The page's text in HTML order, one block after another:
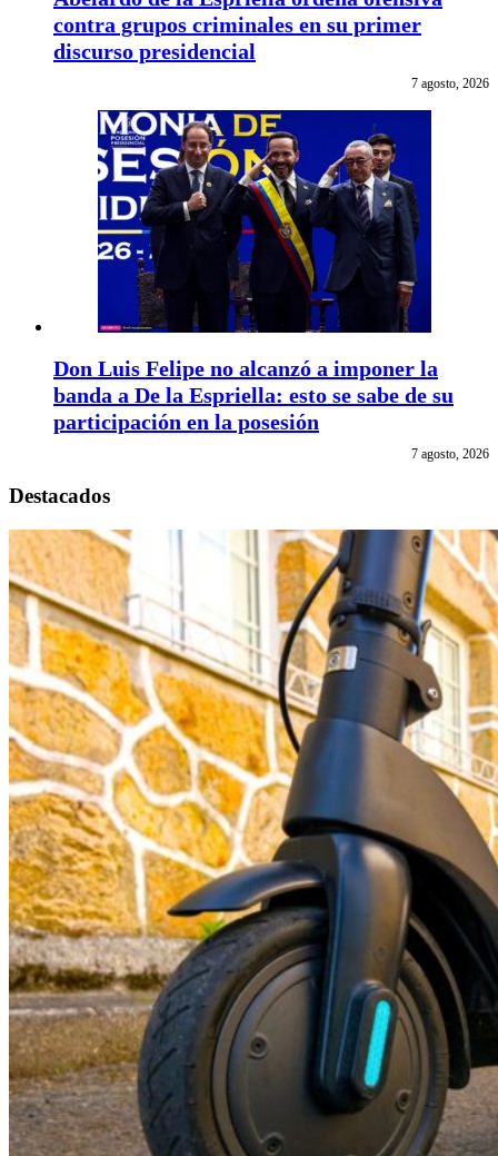
contra grupos criminales en su primer
discurso presidencial
7 agosto, 2026
Don Luis Felipe no alcanzó a imponer la
banda a De la Espriella: esto se sabe de su
participación en la posesión
7 agosto, 2026
Destacados